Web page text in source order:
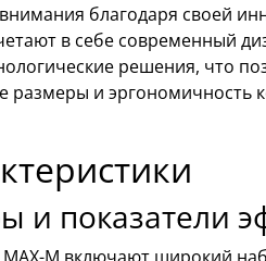
благодаря своей
в себе современный
решения, что
и эргономичность
и показатели